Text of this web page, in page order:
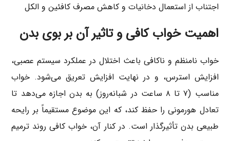
اجتناب از استعمال دخانیات و کاهش مصرف کافئین و الکل
اهمیت خواب کافی و تاثیر آن بر بوی بدن
خواب نامنظم و ناکافی باعث اختلال در عملکرد سیستم عصبی،
افزایش استرس، و در نهایت افزایش تعریق می‌شود. خواب
مناسب (۷ تا ۸ ساعت در شبانه‌روز) به بدن اجازه می‌دهد تا
تعادل هورمونی را حفظ کند، که این موضوع مستقیماً بر رایحه
طبیعی بدن تأثیرگذار است. در کنار آن، خواب کافی روند ترمیم